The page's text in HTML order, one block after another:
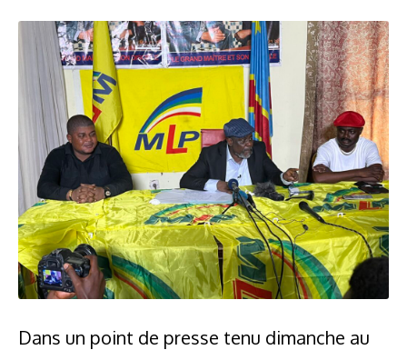
Dans un point de presse tenu dimanche au